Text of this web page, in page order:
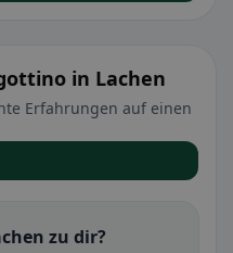
in Lachen
Erfahrungen auf einen
zu dir?